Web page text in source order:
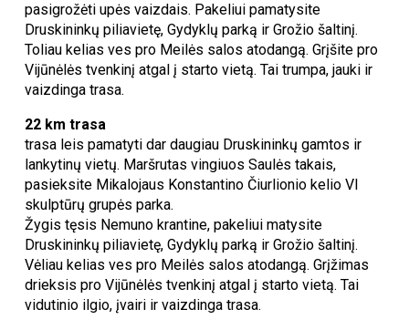
pasigrožėti upės vaizdais. Pakeliui pamatysite
Druskininkų piliavietę, Gydyklų parką ir Grožio šaltinį.
Toliau kelias ves pro Meilės salos atodangą. Grįšite pro
Vijūnėlės tvenkinį atgal į starto vietą. Tai trumpa, jauki ir
vaizdinga trasa.
22 km trasa
trasa leis pamatyti dar daugiau Druskininkų gamtos ir
lankytinų vietų. Maršrutas vingiuos Saulės takais,
pasieksite Mikalojaus Konstantino Čiurlionio kelio VI
skulptūrų grupės parka.
Žygis tęsis Nemuno krantine, pakeliui matysite
Druskininkų piliavietę, Gydyklų parką ir Grožio šaltinį.
Vėliau kelias ves pro Meilės salos atodangą. Grįžimas
drieksis pro Vijūnėlės tvenkinį atgal į starto vietą. Tai
vidutinio ilgio, įvairi ir vaizdinga trasa.